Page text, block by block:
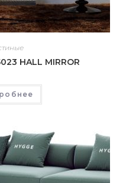
HALL MIRROR